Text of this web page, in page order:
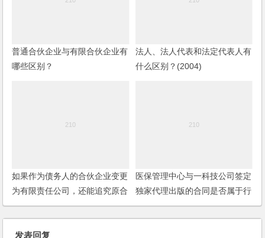
普通合伙企业与有限合伙企业有
哪些区别？
法人、法人代表和法定代表人有
什么区别？(2004)
如果作为债务人的合伙企业变更
为有限责任公司，还能追究原合
伙人的连带责任吗？
医保管理中心与一科技公司签定
独家代理出版的合同是否属于行
政合同？
发表回复